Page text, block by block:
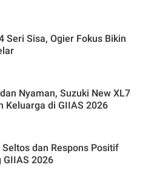
Seri Sisa, Ogier Fokus Bikin
Nyaman, Suzuki New XL7
Keluarga di GIIAS 2026
dan Respons Positif
GIIAS 2026